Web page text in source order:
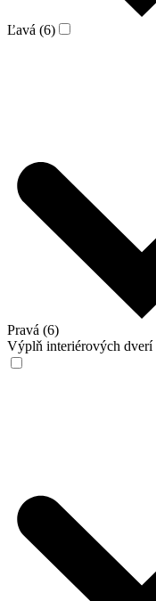
Ľavá (6)
Pravá (6)
Výplň interiérových dverí